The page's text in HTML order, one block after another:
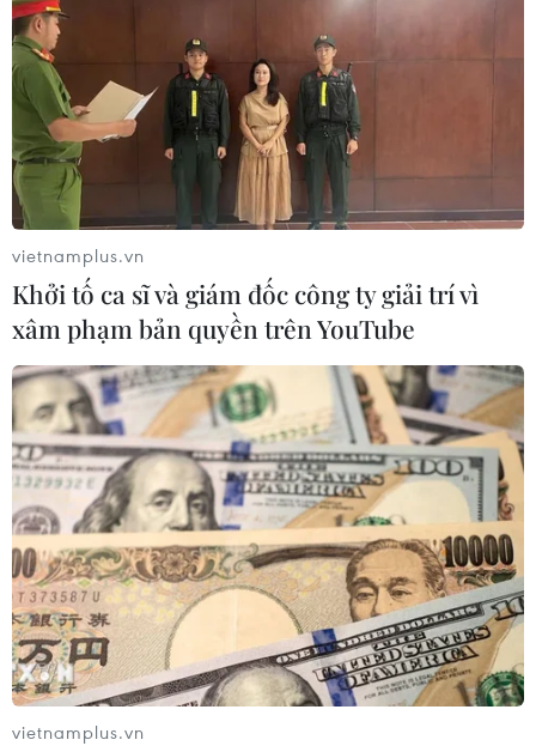
COVID-19, Nghị quyết số 128/NQ-CP về thích ứng
an toàn, linh hoạt, kiểm soát hiệu quả dịch
COVID-19.
Các địa phương cần bám sát tình hình dịch
bệnh, chỉ đạo quyết liệt, có trọng tâm, trọng
điểm đến tận cấp cơ sở; tiếp tục rà soát các quy
định hiện hành để điều chỉnh kịp thời, triển
khai thống nhất./.
vietnamplus.vn
Khởi tố ca sĩ và giám đốc công ty giải trí vì
xâm phạm bản quyền trên YouTube
vietnamplus.vn